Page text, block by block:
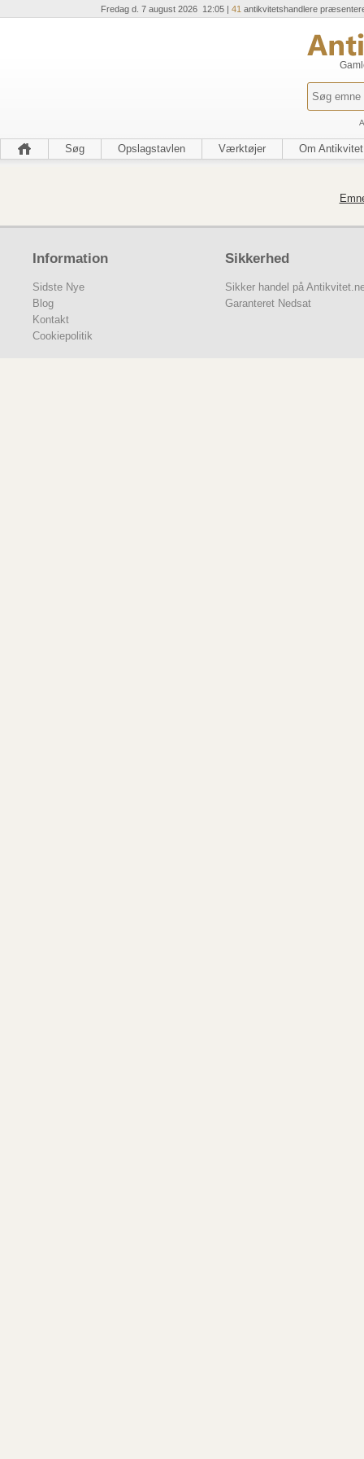
Fredag d. 7 august 2026 12:05 | 41 antikvitetshandlere
Søg Opslagstavlen Værktøjer Om
Information
Sidste Nye
Blog
Kontakt
Cookiepolitik
Sikkerhed
Sikker handel på
Garanteret Nedsat